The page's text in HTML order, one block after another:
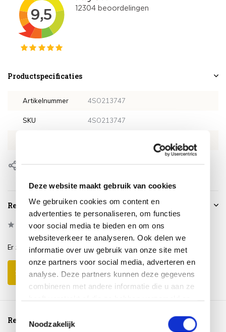
Deze website maakt gebruik van cookies
We gebruiken cookies om content en
advertenties te personaliseren, om functies
voor social media te bieden en om ons
websiteverkeer te analyseren. Ook delen we
informatie over uw gebruik van onze site met
onze partners voor social media, adverteren en
analyse. Deze partners kunnen deze gegevens
combineren met andere informatie die u aan ze
Noodzakelijk
Productspecificaties
Artikelnummer 4SO213747
SKU 4SO213747
Delen
Reviews
0/5 Based on 0 reviews
Er zijn nog geen reviews geschreven over dit product..
Schrijf je eigen review
Reeds bekeken